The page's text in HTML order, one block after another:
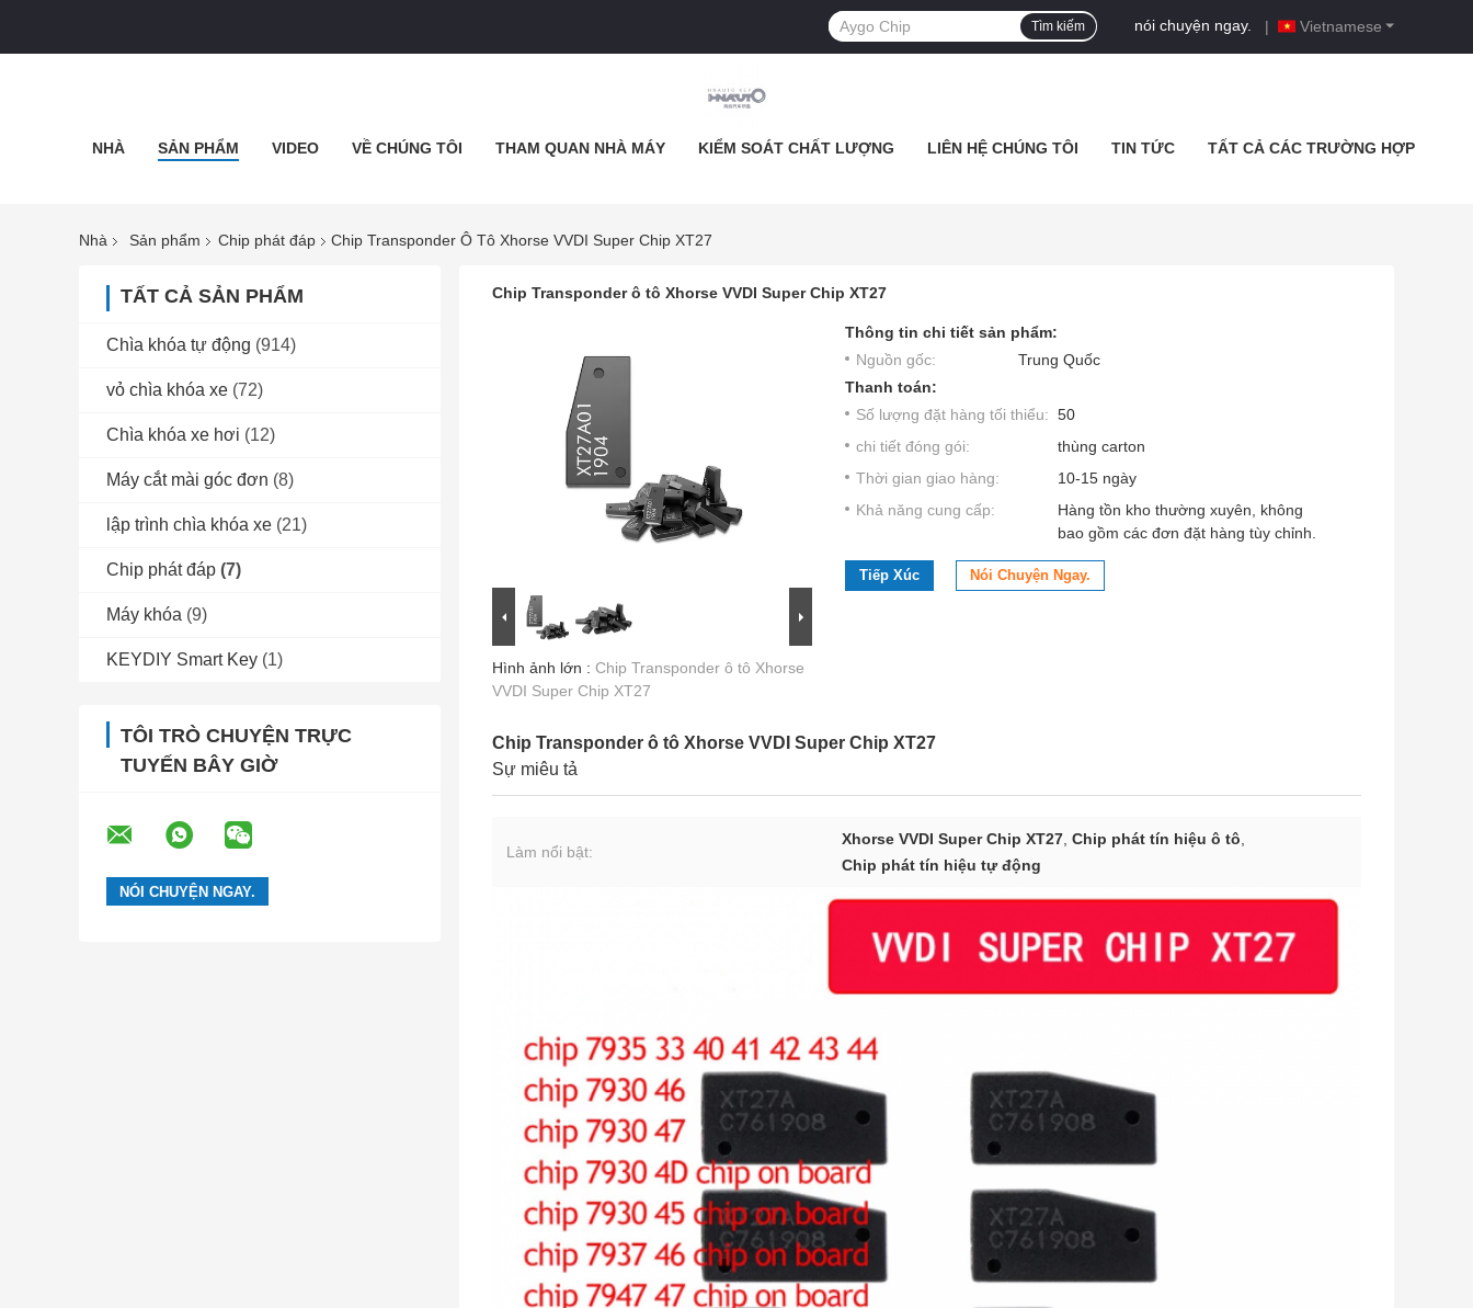
Vietnamese
nói chuyện ngay. |
Tìm kiếm
NHÀ SẢN PHẨM VIDEO VỀ CHÚNG TÔI THAM QUAN NHÀ MÁY KIỂM SOÁT CHẤT LƯỢNG LIÊN HỆ CHÚNG TÔI TIN TỨC TẤT CẢ CÁC TRƯỜNG HỢP
Nhà Sản phẩm Chip phát đáp Chip Transponder Ô Tô Xhorse VVDI Super Chip XT27
TẤT CẢ SẢN PHẨM
Chìa khóa tự động (914)
vỏ chìa khóa xe (72)
Chìa khóa xe hơi (12)
Máy cắt mài góc đơn (8)
lập trình chìa khóa xe (21)
Chip phát đáp (7)
Máy khóa (9)
KEYDIY Smart Key (1)
TÔI TRÒ CHUYỆN TRỰC
TUYẾN BÂY GIỜ
Chip Transponder ô tô Xhorse VVDI Super Chip XT27
Hình ảnh lớn : Chip Transponder ô tô Xhorse
VVDI Super Chip XT27
Thông tin chi tiết sản phẩm:
Nguồn gốc:
Trung Quốc
Thanh toán:
Số lượng đặt hàng tối thiểu: 50
chi tiết đóng gói:
thùng carton
Thời gian giao hàng:
10-15 ngày
Khả năng cung cấp:
Hàng tồn kho thường xuyên, không
bao gồm các đơn đặt hàng tùy chỉnh.
Tiếp Xúc Nói Chuyện Ngay.
Chip Transponder ô tô Xhorse VVDI Super Chip XT27
Sự miêu tả
Làm nổi bật:
Xhorse VVDI Super Chip XT27, Chip phát tín hiệu ô tô,
Chip phát tín hiệu tự động